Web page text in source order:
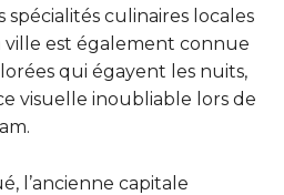
culinaires locales
ville est également connue
qui égayent les nuits,
visuelle inoubliable lors de
l’ancienne capitale